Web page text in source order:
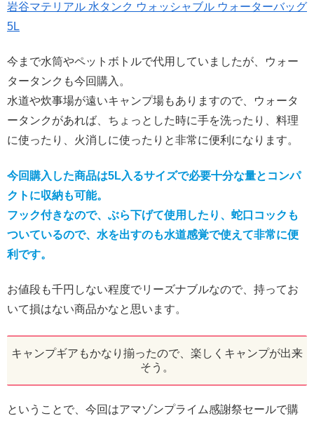
岩谷マテリアル 水タンク ウォッシャブル ウォーターバッグ
5L
今まで水筒やペットボトルで代用していましたが、ウォー
タータンクも今回購入。
水道や炊事場が遠いキャンプ場もありますので、ウォータ
ータンクがあれば、ちょっとした時に手を洗ったり、料理
に使ったり、火消しに使ったりと非常に便利になります。
今回購入した商品は5L入るサイズで必要十分な量とコンパ
クトに収納も可能。
フック付きなので、ぶら下げて使用したり、蛇口コックも
ついているので、水を出すのも水道感覚で使えて非常に便
利です。
お値段も千円しない程度でリーズナブルなので、持ってお
いて損はない商品かなと思います。
キャンプギアもかなり揃ったので、楽しくキャンプが出来
そう。
ということで、今回はアマゾンプライム感謝祭セールで購